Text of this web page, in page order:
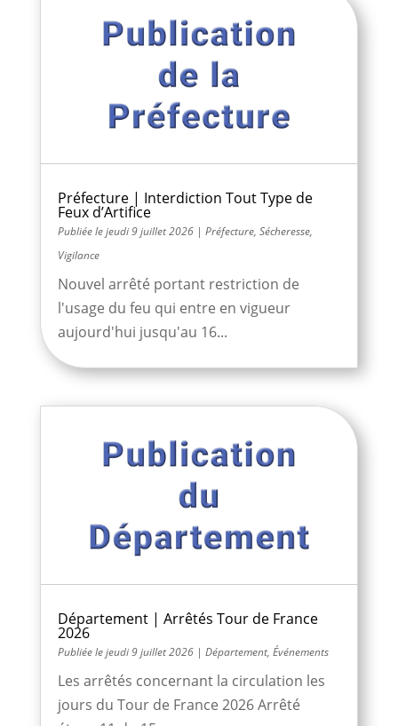
Préfecture | Interdiction Tout Type de
Feux d’Artifice
jeudi 9 juillet 2026| Préfecture, Sécheresse,
Vigilance
Nouvel arrêté portant restriction de
l'usage du feu qui entre en vigueur
aujourd'hui jusqu'au 16...
Département | Arrêtés Tour de France
2026
jeudi 9 juillet 2026| Département, Événements
Les arrêtés concernant la circulation les
jours du Tour de France 2026 Arrêté